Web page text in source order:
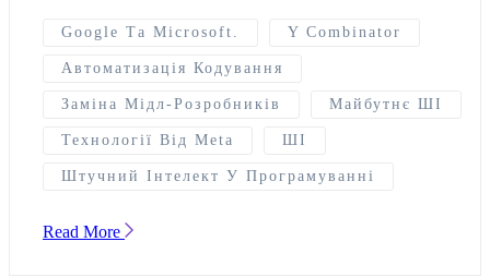
Google Та Microsoft. Y Combinator
Автоматизація Кодування
Заміна Мідл-Розробників Майбутнє ШІ
Технології Від Meta ШІ
Штучний Інтелект У Програмуванні
Read More